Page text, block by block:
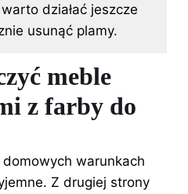
działać jeszcze
usunąć plamy.
meble
z farby do
warunkach
Z drugiej strony